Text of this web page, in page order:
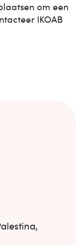
om een
IKOAB
,